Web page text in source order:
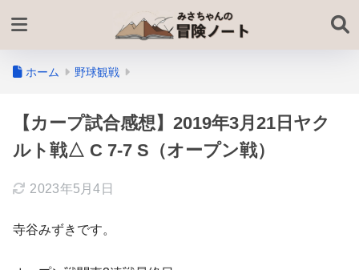
ホーム 野球観戦
【カープ試合感想】2019年3月21日ヤク
ルト戦△ C 7-7 S（オープン戦）
2023年5月4日
寺谷みずきです。